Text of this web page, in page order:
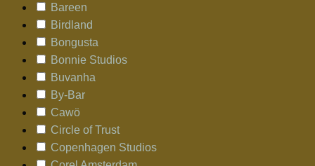
Bareen
Birdland
Bongusta
Bonnie Studios
Buvanha
By-Bar
Cawö
Circle of Trust
Copenhagen Studios